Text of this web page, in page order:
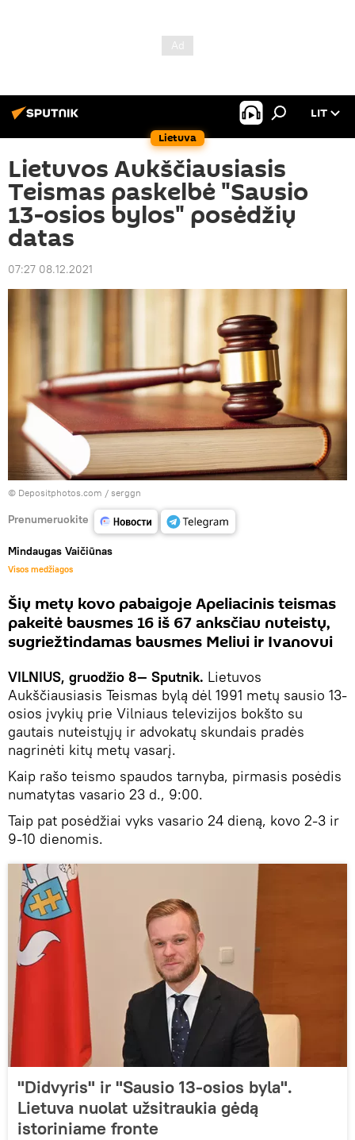
Lietuva
LIT
Lietuvos Aukščiausiasis
Teismas paskelbė "Sausio
13-osios bylos" posėdžių
datas
07:27 08.12.2021
© Depositphotos.com / serggn
Prenumeruokite
Mindaugas Vaičiūnas
Visos medžiagos
Šių metų kovo pabaigoje Apeliacinis teismas
pakeitė bausmes 16 iš 67 anksčiau nuteistų,
sugriežtindamas bausmes Meliui ir Ivanovui
VILNIUS, gruodžio 8— Sputnik. Lietuvos
Aukščiausiasis Teismas bylą dėl 1991 metų sausio 13-
osios įvykių prie Vilniaus televizijos bokšto su
gautais nuteistųjų ir advokatų skundais pradės
nagrinėti kitų metų vasarį.
Kaip rašo teismo spaudos tarnyba, pirmasis posėdis
numatytas vasario 23 d., 9:00.
Taip pat posėdžiai vyks vasario 24 dieną, kovo 2-3 ir
9-10 dienomis.
"Didvyris" ir "Sausio 13-osios byla".
Lietuva nuolat užsitraukia gėdą
istoriniame fronte